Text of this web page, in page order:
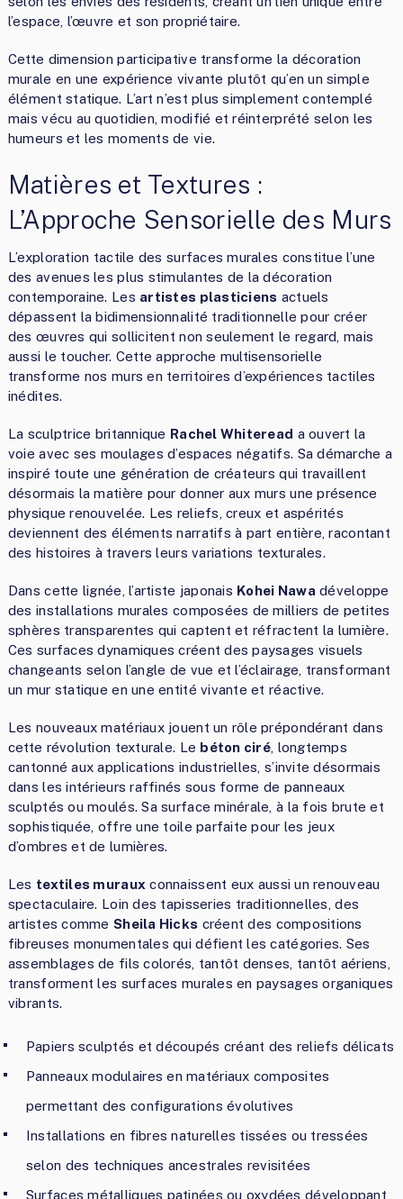
l’espace, l’œuvre et son propriétaire.
Cette dimension participative transforme la décoration
murale en une expérience vivante plutôt qu’en un simple
élément statique. L’art n’est plus simplement contemplé
mais vécu au quotidien, modifié et réinterprété selon les
humeurs et les moments de vie.
Matières et Textures :
L’Approche Sensorielle des Murs
L’exploration tactile des surfaces murales constitue l’une
des avenues les plus stimulantes de la décoration
contemporaine. Les artistes plasticiens actuels
dépassent la bidimensionnalité traditionnelle pour créer
des œuvres qui sollicitent non seulement le regard, mais
aussi le toucher. Cette approche multisensorielle
transforme nos murs en territoires d’expériences tactiles
inédites.
La sculptrice britannique Rachel Whiteread a ouvert la
voie avec ses moulages d’espaces négatifs. Sa démarche a
inspiré toute une génération de créateurs qui travaillent
désormais la matière pour donner aux murs une présence
physique renouvelée. Les reliefs, creux et aspérités
deviennent des éléments narratifs à part entière, racontant
des histoires à travers leurs variations texturales.
Dans cette lignée, l’artiste japonais Kohei Nawa développe
des installations murales composées de milliers de petites
sphères transparentes qui captent et réfractent la lumière.
Ces surfaces dynamiques créent des paysages visuels
changeants selon l’angle de vue et l’éclairage, transformant
un mur statique en une entité vivante et réactive.
Les nouveaux matériaux jouent un rôle prépondérant dans
cette révolution texturale. Le béton ciré , longtemps
cantonné aux applications industrielles, s’invite désormais
dans les intérieurs raffinés sous forme de panneaux
sculptés ou moulés. Sa surface minérale, à la fois brute et
sophistiquée, offre une toile parfaite pour les jeux
d’ombres et de lumières.
Les textiles muraux connaissent eux aussi un renouveau
spectaculaire. Loin des tapisseries traditionnelles, des
artistes commeSheila Hicks créent des compositions
fibreuses monumentales qui défient les catégories. Ses
assemblages de fils colorés, tantôt denses, tantôt aériens,
transforment les surfaces murales en paysages organiques
vibrants.
Papiers sculptés et découpés créant des reliefs délicats
Panneaux modulaires en matériaux composites
permettant des configurations évolutives
Installations en fibres naturelles tissées ou tressées
selon des techniques ancestrales revisitées
Surfaces métalliques patinées ou oxydées développant